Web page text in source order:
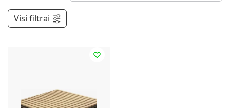
Visi filtrai